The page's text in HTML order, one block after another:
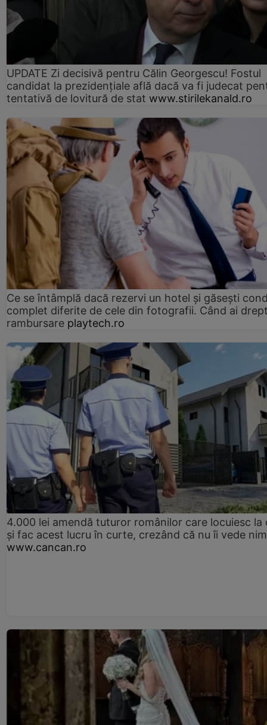
UPDATE Zi decisivă pentru Călin Georgescu! Fostul
candidat la prezidențiale află dacă va fi judecat
tentativă de lovitură de stat www.stirilekanald.ro
Ce se întâmplă dacă rezervi un hotel și găsești
complet diferite de cele din fotografii. Când ai
rambursare playtech.ro
4.000 lei amendă tuturor românilor care locuiesc la
și fac acest lucru în curte, crezând că nu îi vede
www.cancan.ro